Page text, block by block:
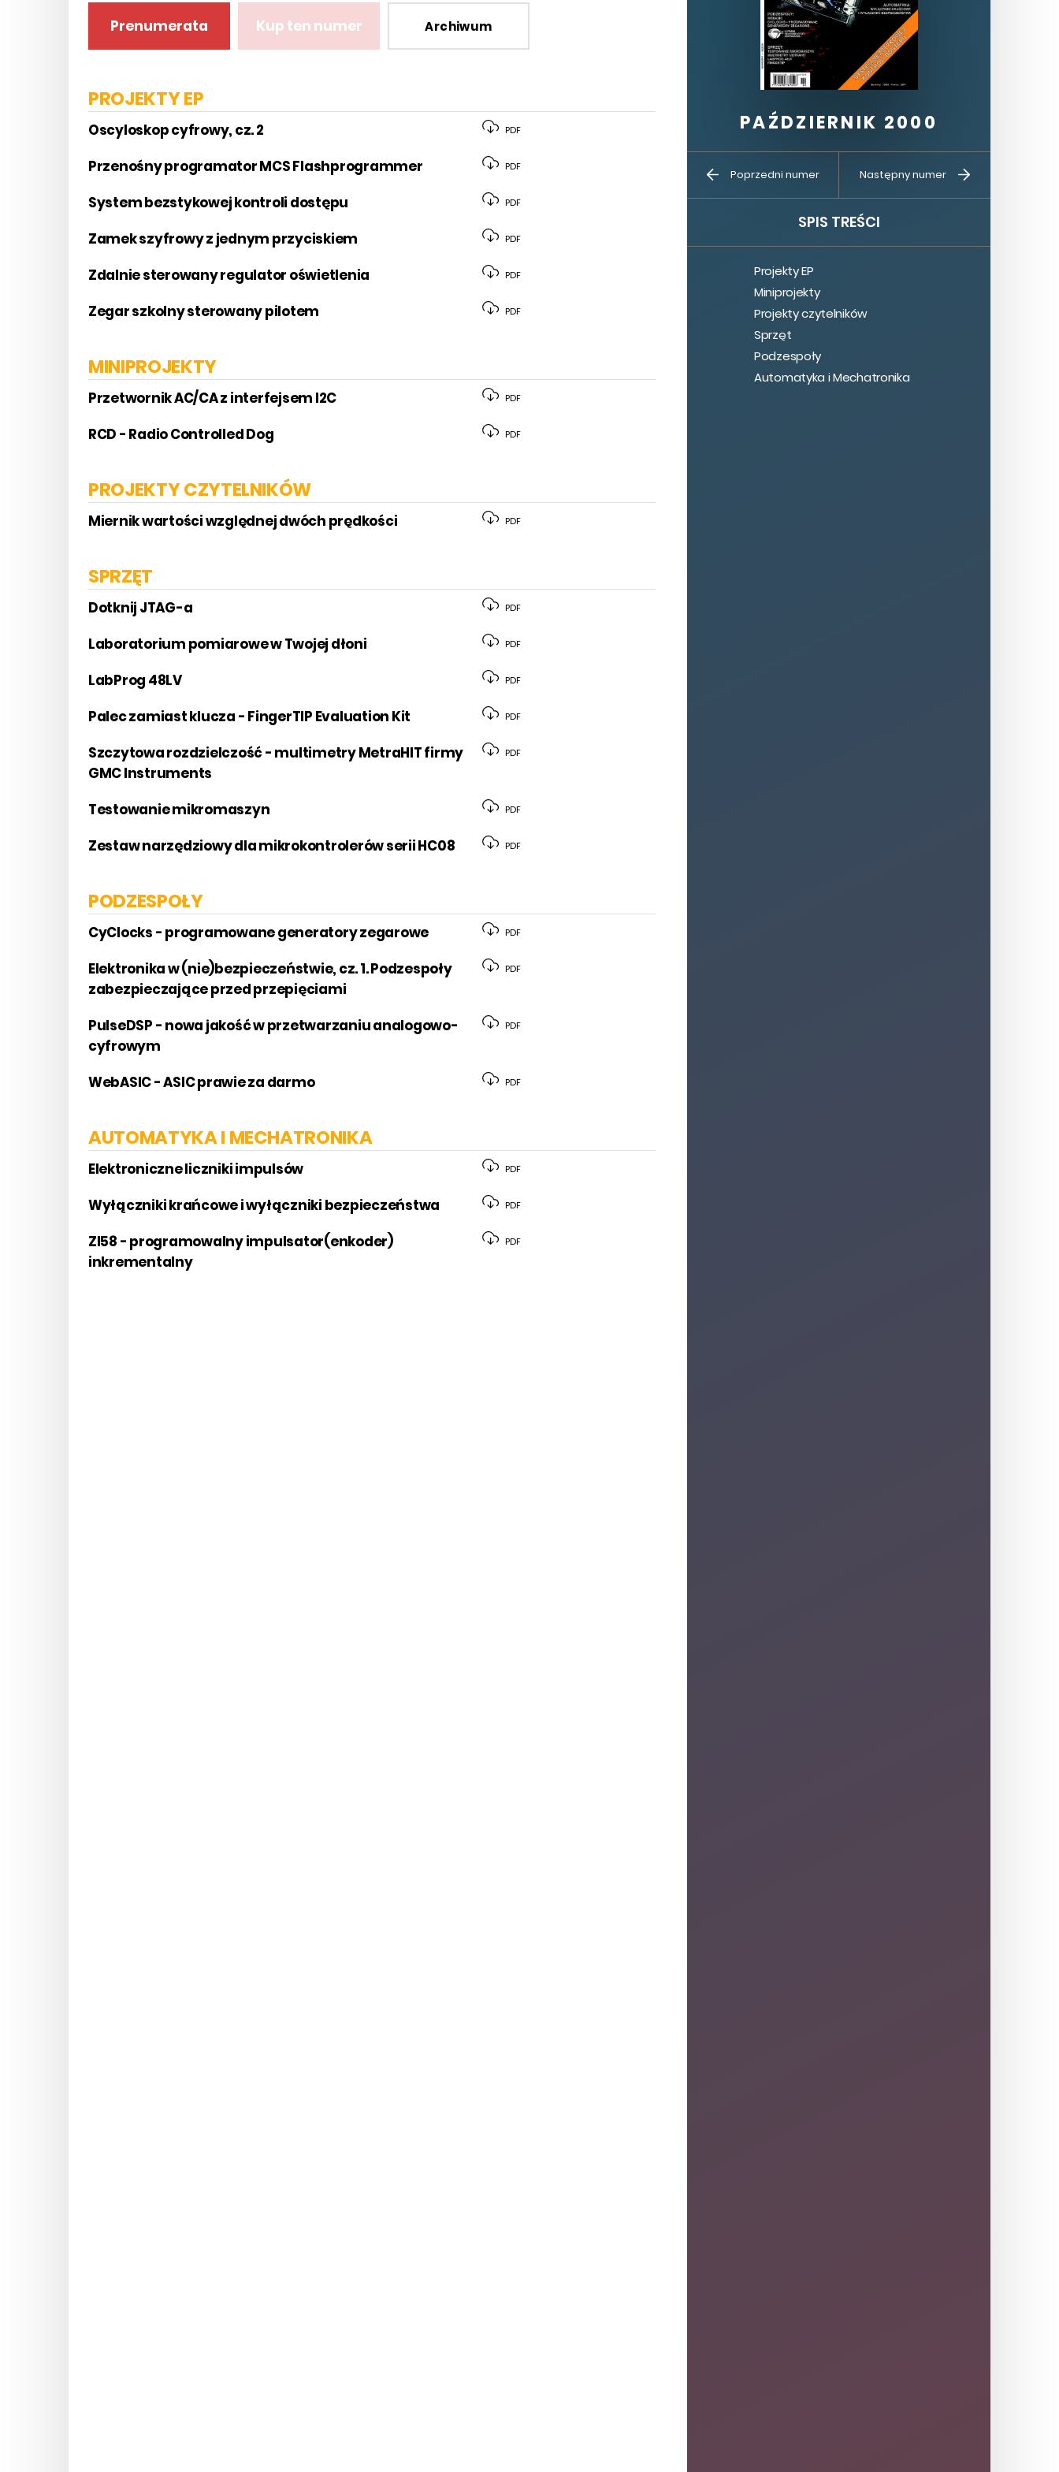
Prenumerata Kup ten numer Archiwum
PROJEKTY EP
Oscyloskop cyfrowy, cz. 2 PDF
Przenośny programator MCS Flashprogrammer PDF
System bezstykowej kontroli dostępu PDF
Zamek szyfrowy z jednym przyciskiem PDF
Zdalnie sterowany regulator oświetlenia PDF
Zegar szkolny sterowany pilotem PDF
MINIPROJEKTY
Przetwornik AC/CA z interfejsem I2C PDF
RCD - Radio Controlled Dog PDF
PROJEKTY CZYTELNIKÓW
Miernik wartości względnej dwóch prędkości PDF
SPRZĘT
Dotknij JTAG-a PDF
Laboratorium pomiarowe w Twojej dłoni PDF
LabProg 48LV PDF
Palec zamiast klucza - FingerTIP Evaluation Kit PDF
Szczytowa rozdzielczość - multimetry MetraHIT firmy
GMC Instruments
PDF
Testowanie mikromaszyn PDF
Zestaw narzędziowy dla mikrokontrolerów serii HC08 PDF
PODZESPOŁY
CyClocks - programowane generatory zegarowe PDF
Elektronika w (nie)bezpieczeństwie, cz. 1. Podzespoły
zabezpieczające przed przepięciami
PDF
PulseDSP - nowa jakość w przetwarzaniu analogowo-
cyfrowym
PDF
WebASIC - ASIC prawie za darmo PDF
AUTOMATYKA I MECHATRONIKA
Elektroniczne liczniki impulsów PDF
Wyłączniki krańcowe i wyłączniki bezpieczeństwa PDF
ZI58 - programowalny impulsator(enkoder)
inkrementalny
PDF
PAŹDZIERNIK 2000
Prenumerata
numer
Poprzedni numer Następny numer
SPIS TREŚCI
Projekty EP
Miniprojekty
Projekty czytelników
Sprzęt
Podzespoły
Automatyka i Mechatronika